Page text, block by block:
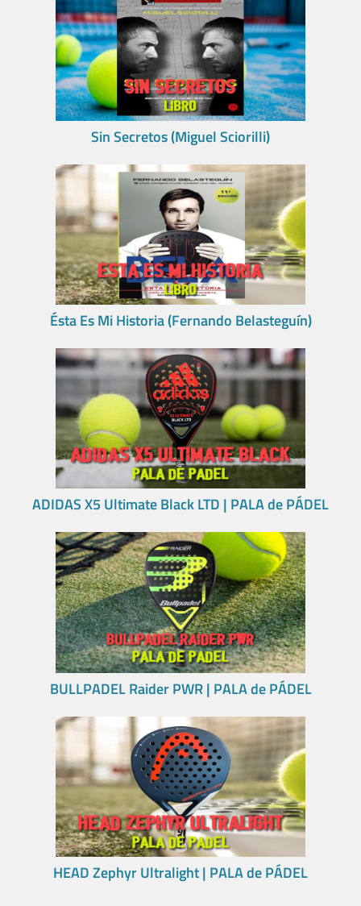
Sin Secretos (Miguel Sciorilli)
Ésta Es Mi Historia (Fernando Belasteguín)
ADIDAS X5 Ultimate Black LTD | PALA de PÁDEL
BULLPADEL Raider PWR | PALA de PÁDEL
HEAD Zephyr Ultralight | PALA de PÁDEL